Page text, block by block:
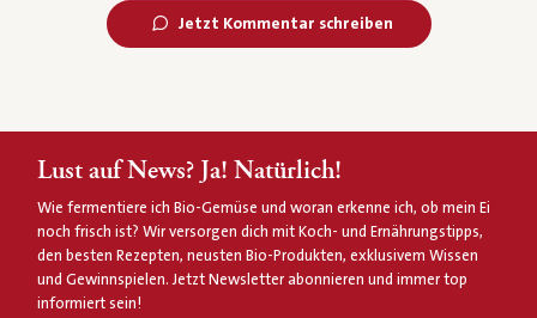
Jetzt Kommentar schreiben
Lust auf News? Ja! Natürlich!
Wie fermentiere ich Bio-Gemüse und woran erkenne ich, ob mein Ei
noch frisch ist? Wir versorgen dich mit Koch- und Ernährungstipps,
den besten Rezepten, neusten Bio-Produkten, exklusivem Wissen
und Gewinnspielen. Jetzt Newsletter abonnieren und immer top
informiert sein!